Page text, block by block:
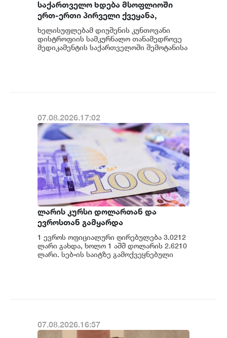
საქართველო ხდება მსოფლიოში
ერთ-ერთი პირველი ქვეყანა,
რომელიც მედიკამენტ ჯივინოსტატს
შეიძენს და სახელმწიფო
პროგრამაში დანერგავს - ბექა
ხელისუფლებამ დიუშენის კუნთოვანი
დისტროფიის სამკურნალო თანამედროვე
მედიკამენტის საქართველოში შემოტანისა
07.08.2026.17:02
ლარის კურსი დოლართან და
ევროსთან გამყარდა
1 ევროს ოფიციალური ღირებულება 3.0212
ლარი გახდა, ხოლო 1 აშშ დოლარის 2.6210
ლარი. სებ-ის საიტზე გამოქვეყნებული
07.08.2026.16:57